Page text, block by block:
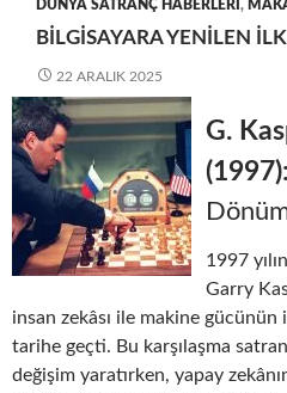
DÜNYA SATRANÇ HABERLERI ,
BILGISAYARA YENILEN
22 ARALIK 2025
G.
(1997):
1997
Garry
insan zekâsı ile makine
tarihe geçti. Bu karşılaşma
değişim yaratırken, yapay